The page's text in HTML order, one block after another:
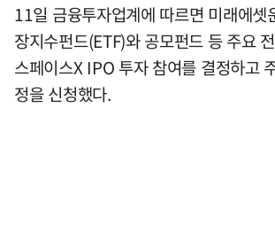
11일 금융투자업계에 따르면 미래에셋
장지수펀드(ETF)와 공모펀드 등 주요
스페이스X IPO 투자 참여를 결정하고
정을 신청했다.